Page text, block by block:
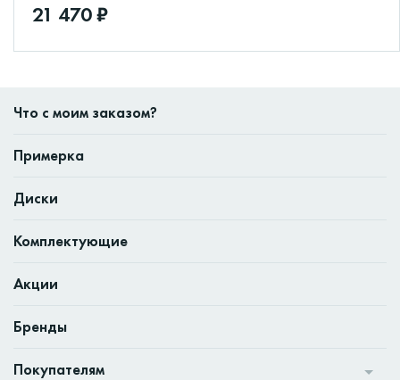
21 470 ₽
Что с моим заказом?
Примерка
Диски
Комплектующие
Акции
Бренды
Покупателям